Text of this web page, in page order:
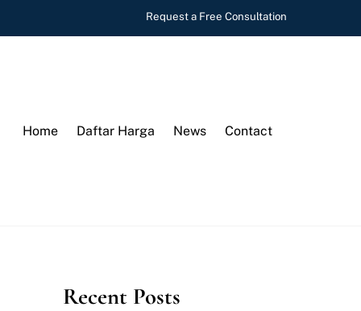
Request a Free Consultation
Home Daftar Harga News Contact
Recent Posts